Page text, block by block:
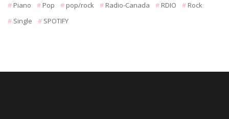
Piano
Pop pop/rock Radio-Canada RDIO
Rock
Single
SPOTIFY